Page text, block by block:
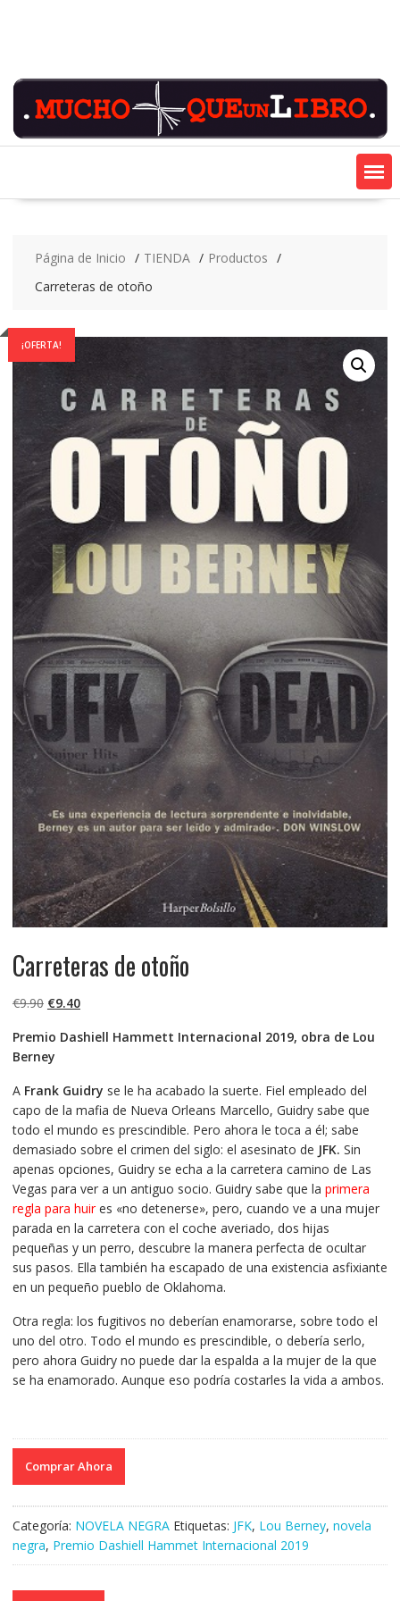
Página de Inicio TIENDA
Productos
Carreteras de otoño
¡OFERTA!
Carreteras de otoño
€9.90 El
original
era:
€9.40El
actual
Premio Dashiell Hammett Internacional 2019, obra de Lou
Berney
AFrank Guidry se le ha acabado la suerte. Fiel empleado del
capo de la mafia de Nueva Orleans Marcello, Guidry sabe que
todo el mundo es prescindible. Pero ahora le toca a él; sabe
demasiado sobre el crimen del siglo: el asesinato de JFK. Sin
apenas opciones, Guidry se echa a la carretera camino de Las
Vegas para ver a un antiguo socio. Guidry sabe que la primera
regla para huires «no detenerse», pero, cuando ve a una mujer
parada en la carretera con el coche averiado, dos hijas
pequeñas y un perro, descubre la manera perfecta de ocultar
sus pasos. Ella también ha escapado de una existencia asfixiante
en un pequeño pueblo de Oklahoma.
Otra regla: los fugitivos no deberían enamorarse, sobre todo el
uno del otro. Todo el mundo es prescindible, o debería serlo,
pero ahora Guidry no puede dar la espalda a la mujer de la que
se ha enamorado. Aunque eso podría costarles la vida a ambos.
Comprar Ahora
Categoría: NOVELA NEGRA Etiquetas: JFK, Lou Berney, novela
negra, Premio Dashiell Hammet Internacional 2019